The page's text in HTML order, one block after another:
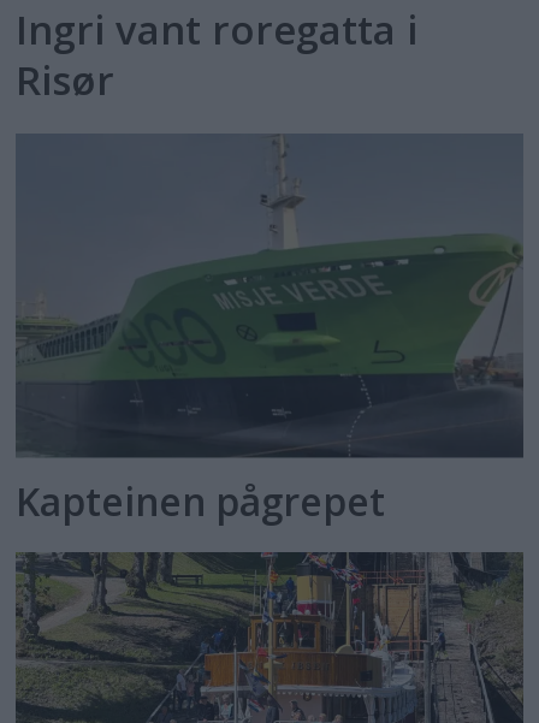
Ingri vant roregatta i
Risør
Kapteinen pågrepet